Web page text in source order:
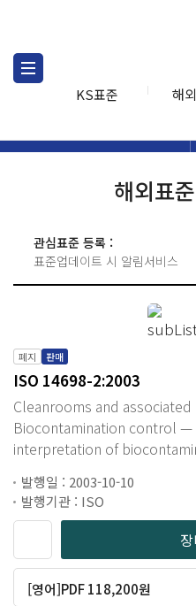
KS표준 해
해외표
관심표준 등록 :
표준업데이트 시 알림서비스
폐지 판매
ISO 14698-2:2003
Cleanrooms and
Biocontamination control —
interpretation of
발행일 : 2003-10-10
발행기관 : ISO
[영어]PDF 118,200원